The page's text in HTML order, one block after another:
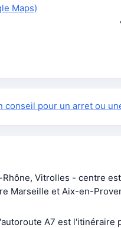
Maps)
conseil pour un arret ou
Vitrolles - centre
Marseille et Aix-en-
A7 est